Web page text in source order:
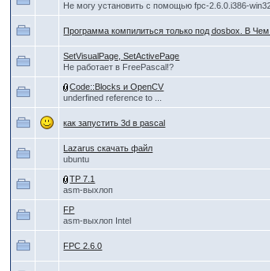
Не могу установить с помощью fpc-2.6.0.i386-
Программа компилиться только под dosbox. В
SetVisualPage, SetActivePage
Не работает в FreePascal!?
Code::Blocks и OpenCV
underfined reference to ...
как запустить 3d в pascal
Lazarus скачать файл
ubuntu
TP 7.1
asm-выхлоп
FP
asm-выхлоп Intel
FPC 2.6.0